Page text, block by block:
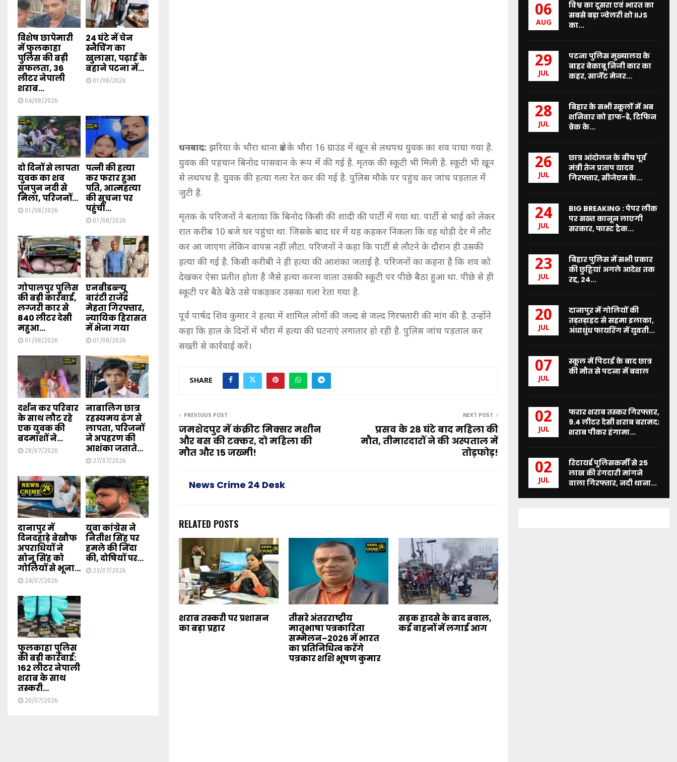
धनबाद: झरिया के भौरा थाना क्षेत्र के भौरा 16 ग्राउंड में खून से लथपथ युवक का शव पाया गया है.
युवक की पहचान बिनोद पासवान के रूप में की गई है. मृतक की स्कूटी भी मिली है. स्कूटी भी खून
से लथपथ है. युवक की हत्या गला रेत कर की गई है. पुलिस मौके पर पहुंच कर जांच पड़ताल में
जुटी है.
मृतक के परिजनों ने बताया कि बिनोद किसी की शादी की पार्टी में गया था. पार्टी से भाई को लेकर
रात करीब 10 बजे घर पहुंचा था. जिसके बाद घर में यह कहकर निकला कि वह थोड़ी देर में लौट
कर आ जाएगा लेकिन वापस नहीं लौटा. परिजनों ने कहा कि पार्टी से लौटने के दौरान ही उसकी
हत्या की गई है. किसी करीबी ने ही हत्या की आशंका जताई है. परिजनों का कहना है कि शव को
देखकर ऐसा प्रतीत होता है जैसे हत्या करना वाला उसकी स्कूटी पर पीछे बैठा हुआ था. पीछे से ही
स्कूटी पर बैठे बैठे उसे पकड़कर उसका गला रेता गया है.
पूर्व पार्षद शिव कुमार ने हत्या में शामिल लोगों की जल्द से जल्द गिरफ्तारी की मांग की है. उन्होंने
कहा कि हाल के दिनों में भौरा में हत्या की घटनाएं लगातार हो रही है. पुलिस जांच पड़ताल कर
सख्ती से कार्रवाई करें।
SHARE
PREVIOUS POST
जमशेदपुर में कंक्रीट मिक्सर मशीन
और बस की टक्कर, दो महिला की
मौत और 15 जख्मी!
NEXT POST
प्रसव के 28 घंटे बाद महिला की
मौत, तीमारदारों ने की अस्पताल में
तोड़फोड़!
News Crime 24 Desk
RELATED POSTS
शराब तस्करी पर प्रशासन
का बड़ा प्रहार
तीसरे अंतरराष्ट्रीय
मातृभाषा पत्रकारिता
सम्मेलन–2026 में भारत
का प्रतिनिधित्व करेंगे
पत्रकार शशि भूषण कुमार
सड़क हादसे के बाद बवाल,
कई वाहनों में लगाई आग
विशेष छापेमारी
में फुलकाहा
पुलिस की बड़ी
सफलता, 36
लीटर नेपाली
शराब...
04/08/2026
24 घंटे में चेन
स्नैचिंग का
खुलासा, पढ़ाई के
बहाने पटना में...
01/08/2026
दो दिनों से लापता
युवक का शव
पुनपुन नदी से
मिला, परिजनों...
01/08/2026
पत्नी की हत्या
कर फरार हुआ
पति, आत्महत्या
की सूचना पर
पहुंची...
01/08/2026
गोपालपुर पुलिस
की बड़ी कार्रवाई,
लग्जरी कार से
840 लीटर देसी
महुआ...
01/08/2026
एनबीडब्ल्यू
वारंटी राजेंद्र
मेहता गिरफ्तार,
न्यायिक हिरासत
में भेजा गया
01/08/2026
दर्शन कर परिवार
के साथ लौट रहे
एक युवक की
बदमाशों ने...
28/07/2026
नाबालिग छात्र
रहस्यमय ढंग से
लापता, परिजनों
ने अपहरण की
आशंका जताते...
27/07/2026
दानापुर में
दिनदहाड़े बेखौफ
अपराधियों ने
सोनू सिंह को
गोलियों से भूना...
24/07/2026
युवा कांग्रेस ने
नितीश सिंह पर
हमले की निंदा
की, दोषियों पर...
23/07/2026
फुलकाहा पुलिस
की बड़ी कार्रवाई:
162 लीटर नेपाली
शराब के साथ
तस्करी...
20/07/2026
06
AUG
विश्व का दूसरा एवं भारत का
सबसे बड़ा ज्वेलरी शो IIJS
का...
29
JUL
पटना पुलिस मुख्यालय के
बाहर बेकाबू निजी कार का
कहर, सार्जेंट मेजर...
28
JUL
बिहार के सभी स्कूलों में अब
शनिवार को हाफ-डे, टिफिन
ब्रेक के...
26
JUL
छात्र आंदोलन के बीच पूर्व
मंत्री तेज प्रताप यादव
गिरफ्तार, सीजेएम के...
24
JUL
BIG BREAKING : पेपर लीक
पर सख्त कानून लाएगी
सरकार, फास्ट ट्रैक...
23
JUL
बिहार पुलिस में सभी प्रकार
की छुट्टियां अगले आदेश तक
रद्द, 24...
20
JUL
दानापुर में गोलियों की
तड़तड़ाहट से सहमा इलाका,
अंधाधुंध फायरिंग में युवती...
07
JUL
स्कूल में पिटाई के बाद छात्र
की मौत से पटना में बवाल
02
JUL
फरार शराब तस्कर गिरफ्तार,
9.4 लीटर देसी शराब बरामद;
शराब पीकर हंगामा...
02
JUL
रिटायर्ड पुलिसकर्मी से 25
लाख की रंगदारी मांगने
वाला गिरफ्तार, नदी थाना...